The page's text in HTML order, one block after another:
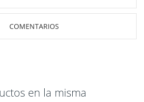
COMENTARIOS
en la misma